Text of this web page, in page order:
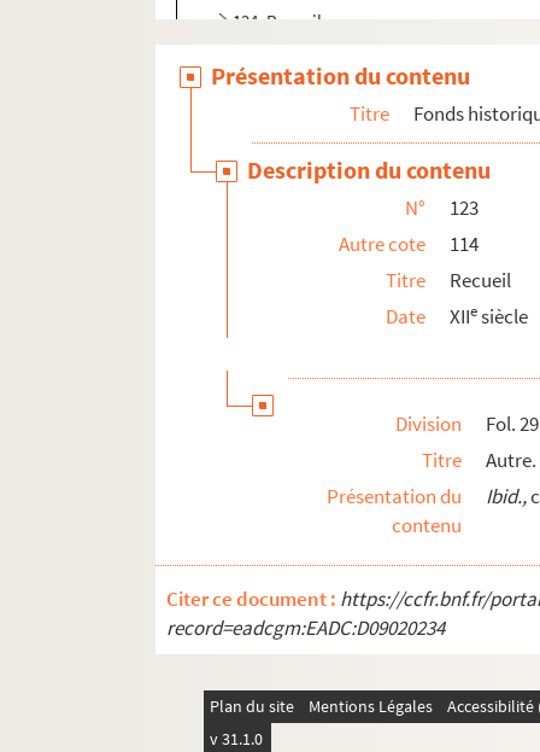
124. Recueil
128. Recueil d'ouvrages de théologie
129. Fragments de manuscrits
130. Recueil d'ouvrages de théologie
131. « Sermones magistri Petri
132. [Titre absent ou non renseigné]
134. « Sermones dominicales fratris
135. « Sermones fratris Guiberti de
136. [Titre absent ou non renseigné]
137. Recueil de fragments de théologie
140. Thomas d'Irlande. « Manipulus florum »
141. Villet (Étienne-Nicolas), prêtre,
142. Gérard de Liége. « Liber de doctrina
143. Recueil d'ouvrages de théologie
Présentation du contenu
Titre Fonds
Description du contenu
N°
123
Autre cote
114
Titre
Recueil
Date
XIIesiècle
Division
Fol. 29
Titre
Présentation du
contenu
Ibid.,
Citer ce document : https://ccfr.bnf.fr/
record=eadcgm:EADC:D09020234
Plan du site Mentions Légales
v 31.1.0